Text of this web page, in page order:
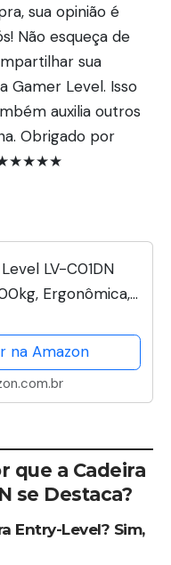
sua opinião é
Não esqueça de
sua
Gamer Level. Isso
auxilia outros
Obrigado por
★★★★★
LV-C01DN
Ergonômica,
para Longas
E VERDE)
na Amazon
que a Cadeira
se Destaca?
Entry-Level? Sim,